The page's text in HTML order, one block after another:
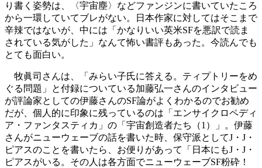
り書く姿勢は、〈宇宙塵〉などファンジンに書いていたころ
から一環していてブレがない。日本作家に対してはそこまで
辛辣ではないが、中には「かなりいい英米SFを悪訳で読ま
されている気がした」なんて怖い書評もあった。今読んでも
とても面白い。
牧眞司さんは、「みらい子氏に答える。ティプトリーをめ
ぐる問題」と付録についている加藤弘一さんのインタビュー
が評論家としての伊藤さんのSF論がよくわかるのでお勧め
だが、個人的に印象に残っているのは「エンサイクロペディ
ア・ファンタスティカ」の「宇宙創造者たち（1）」。伊藤
さんがニューウェーブの話を書いた時、保守派としてJ・J・
ピアスのことを書いたら、お便りがあって「日本にもJ・J・
ピアスがいる。その人は各方面でニューウェーブSF粉砕！